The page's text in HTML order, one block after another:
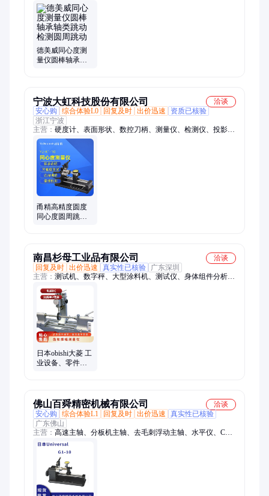
力测试仪、泰勒粗糙度仪、KETT测厚仪、MPO测厚仪、SSD静
电测试仪、LZ-373测厚仪、DP静电压测试仪、DZ4静电测试仪、
PHYNIX测厚仪、MOTIVE测试仪、非标内窥镜、转向内窥镜、
电控内窥镜、远焦内窥镜、数显张力计、扭矩MES系统、
IMADA测力计、扭矩管理系统、CK-100张力计、显微镜、视频
显微镜
德美威同心度测
量仪圆棒轴承轴
宁波大虹科技股份有限公司
洽谈
安心购
综合体验L0 回复及时 出价迅速
资质已核验
浙江宁波
主营： 硬度计、表面形状、数控刀柄、测量仪、检测仪、投影
仪、影像仪、测量机、影像测量、测量系统、表面轮廓仪、非接
触测量、数显卡尺、工业检测、防水防尘、带表卡尺、麻花钻
头、橡胶塑料、激光扫描、高倍电子、无线通信、圆度圆柱、原
子吸收、数显百分表、工具显微镜
甬精高精度圆度
同心度圆周跳动
南昌杉母工业品有限公司
洽谈
回复及时 出价迅速 真实性已核验
广东深圳
主营： 测试机、数字秤、大型涂料机、测试仪、身体组件分析
仪、数字万用表、机床辅助镜头、单螺钉挤出机、无障碍秤轮椅
日本obishi大菱 工
业设备、零件检
佛山百舜精密机械有限公司
洽谈
安心购
综合体验L1 回复及时 出价迅速
真实性已核验
广东佛山
主营： 高速主轴、分板机主轴、去毛刺浮动主轴、水平仪、CNC
增速器